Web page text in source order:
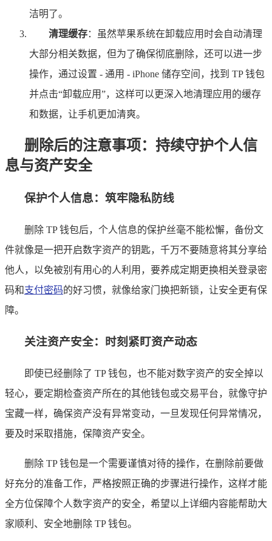
洁明了。
清理缓存：虽然苹果系统在卸载应用时会自动清理
大部分相关数据，但为了确保彻底删除，还可以进一步
操作，通过设置 - 通用 - iPhone 储存空间，找到 TP 钱包
并点击“卸载应用”，这样可以更深入地清理应用的缓存
和数据，让手机更加清爽。
删除后的注意事项：持续守护个人信
息与资产安全
保护个人信息：筑牢隐私防线
删除 TP 钱包后，个人信息的保护丝毫不能松懈，备份文
件就像是一把开启数字资产的钥匙，千万不要随意将其分享给
他人，以免被别有用心的人利用，要养成定期更换相关登录密
码和支付密码的好习惯，就像给家门换把新锁，让安全更有保
障。
关注资产安全：时刻紧盯资产动态
即使已经删除了 TP 钱包，也不能对数字资产的安全掉以
轻心，要定期检查资产所在的其他钱包或交易平台，就像守护
宝藏一样，确保资产没有异常变动，一旦发现任何异常情况，
要及时采取措施，保障资产安全。
删除 TP 钱包是一个需要谨慎对待的操作，在删除前要做
好充分的准备工作，严格按照正确的步骤进行操作，这样才能
全方位保障个人数字资产的安全，希望以上详细内容能帮助大
家顺利、安全地删除 TP 钱包。